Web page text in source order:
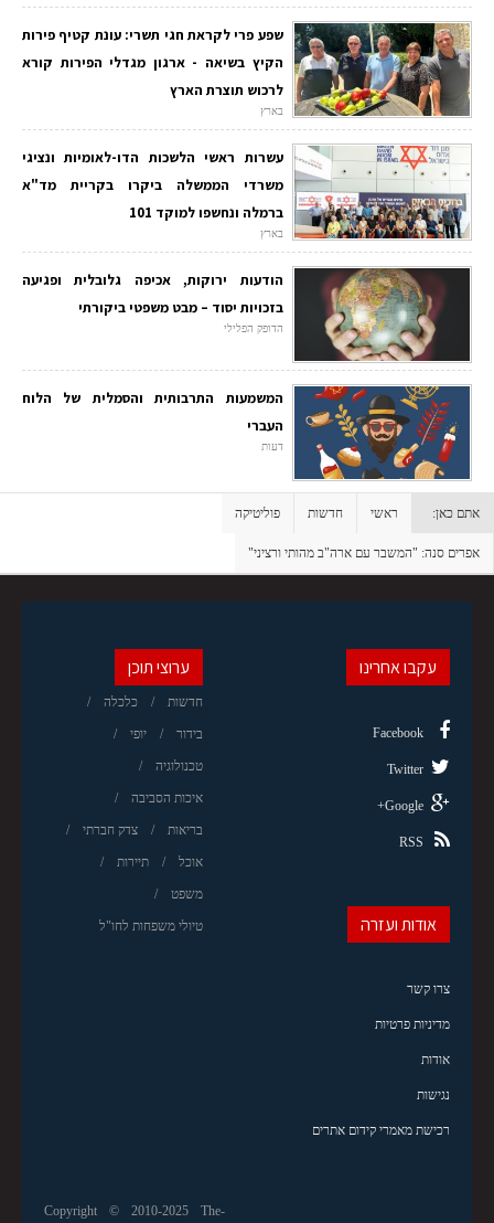
שפע פרי לקראת חגי תשרי: עונת קטיף פירות
הקיץ בשיאה - ארגון מגדלי הפירות קורא
לרכוש תוצרת הארץ
בארץ
עשרות ראשי הלשכות הדו-לאומיות ונציגי
משרדי הממשלה ביקרו בקריית מד"א
ברמלה ונחשפו למוקד 101
בארץ
הודעות ירוקות, אכיפה גלובלית ופגיעה
בזכויות יסוד – מבט משפטי ביקורתי
הדופק הפלילי
המשמעות התרבותית והסמלית של הלוח
העברי
דעות
אתם כאן: ראשי חדשות פוליטיקה
אפרים סנה: "המשבר עם ארה"ב מהותי ורציני"
ערוצי תוכן
חדשות כלכלה
בידור יופי
טכנולוגיה
איכות הסביבה
בריאות צדק חברתי
אוכל תיירות
משפט
טיולי משפחות לחו"ל
עקבו אחרינו
Facebook
Twitter
Google+
RSS
אודות ועזרה
צרו קשר
מדיניות פרטיות
אודות
נגישות
רכישת מאמרי קידום אתרים
Copyright © 2010-2025 The-